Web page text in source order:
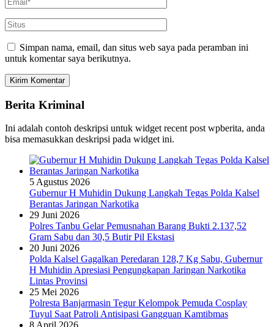
Simpan nama, email, dan situs web saya pada peramban ini
untuk komentar saya berikutnya.
Berita Kriminal
Ini adalah contoh deskripsi untuk widget recent post wpberita, anda
bisa memasukkan deskripsi pada widget ini.
5 Agustus 2026
Gubernur H Muhidin Dukung Langkah Tegas Polda Kalsel
Berantas Jaringan Narkotika
29 Juni 2026
Polres Tanbu Gelar Pemusnahan Barang Bukti 2.137,52
Gram Sabu dan 30,5 Butir Pil Ekstasi
20 Juni 2026
Polda Kalsel Gagalkan Peredaran 128,7 Kg Sabu, Gubernur
H Muhidin Apresiasi Pengungkapan Jaringan Narkotika
Lintas Provinsi
25 Mei 2026
Polresta Banjarmasin Tegur Kelompok Pemuda Cosplay
Tuyul Saat Patroli Antisipasi Gangguan Kamtibmas